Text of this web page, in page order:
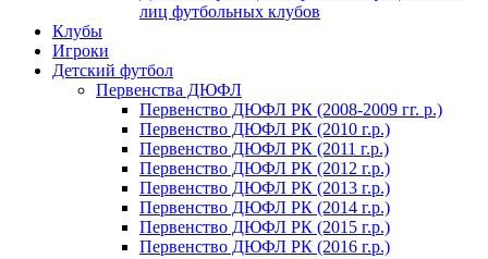
лиц футбольных клубов
Клубы
Игроки
Детский футбол
Первенства ДЮФЛ
Первенство ДЮФЛ РК (2008-2009 гг. р.)
Первенство ДЮФЛ РК (2010 г.р.)
Первенство ДЮФЛ РК (2011 г.р.)
Первенство ДЮФЛ РК (2012 г.р.)
Первенство ДЮФЛ РК (2013 г.р.)
Первенство ДЮФЛ РК (2014 г.р.)
Первенство ДЮФЛ РК (2015 г.р.)
Первенство ДЮФЛ РК (2016 г.р.)